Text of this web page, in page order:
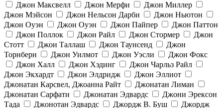
Джон Максвелл
Джон Мерфи
Джон Миллер
Джон Мэйсон
Джон Нельсон Дарби
Джон Ньютон
Джон Оуэн
Джон Оуэн Джон Пайпер
Джон Паттон
Джон Поллок
Джон Райл Джон Стормер
Джон
Стотт
Джон Таллаш Джон Таунсенд
Джон
Торнберн
Джон Уилмот Джон Уэсли
Джон Фокс
Джон Халл
Джон Хэдинг
Джон Чарльз Райл
Джон Экхардт
Джон Элдридж
Джон Эллиот
Джонатан Карсвел, Джоанна Райт
Джонатан Лиман
Джонатан Сарфати
Джонатан Эдвардс
Джони Эрексон
Тада
Джонотан Эдвардс Джордж В. Буш
Джордж